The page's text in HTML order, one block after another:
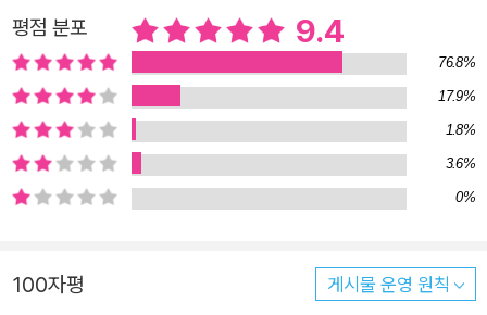
제국의 문자 ‘키푸’가 역사에서 삭제된 이유는 무엇인가? 등의 질
문을 던지며 서구 세계가 만든 거대한 억압과 착취의 구조가 역사
에, 그리고 우리 머릿속에 얼마나 깊이 각인되어 있는지 밝혀낸
다. 지금 우리에겐 다른 세상을 꿈꿀 힘이 있는가? 프레임을 바꾸
지 않으면 어떤 역사책을 읽어도 소용이 없다! 대한민국은 일제
식민지 시대로부터 현대사를 시작하여, 해방 이후엔 한국전쟁을
겪고 남북으로 갈라진 채, 미국으로부터 들어온 서구 문물을 바탕
란 명목으로 수용된 서구 세계의 사상과 가치관은 한국 사회에 뿌
리 깊이 박혀 있고, 아직 완전히 벗어나지 못했다는 건 아쉽지만
평점 분포 9.4
76.8%
17.9%
1.8%
3.6%
0%
100자평 게시물 운영 원칙